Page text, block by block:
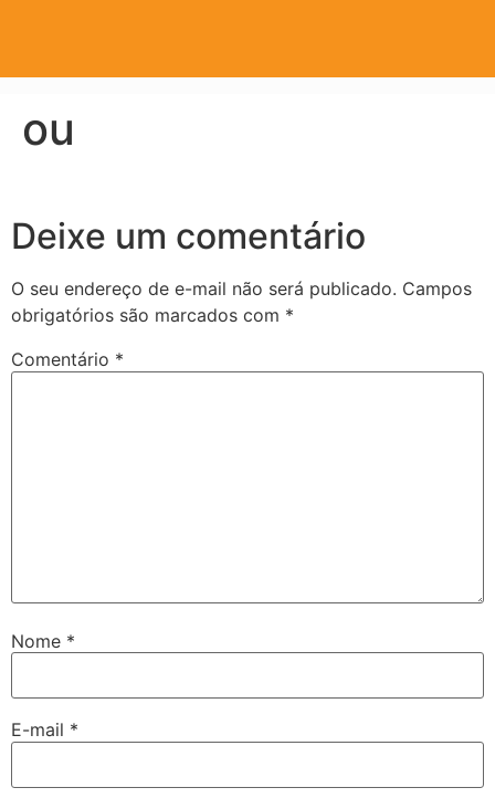
ou
Deixe um comentário
O seu endereço de e-mail não será publicado. Campos
obrigatórios são marcados com *
Comentário *
Nome *
E-mail *